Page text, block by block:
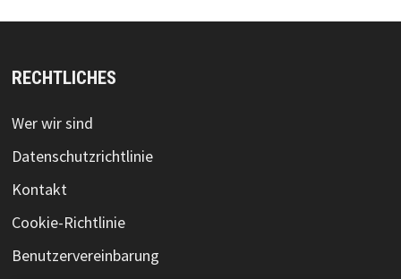
RECHTLICHES
Wer wir sind
Datenschutzrichtlinie
Kontakt
Cookie-Richtlinie
Benutzervereinbarung